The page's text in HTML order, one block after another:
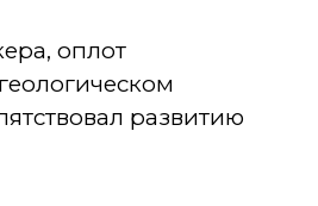
оплот
развитию